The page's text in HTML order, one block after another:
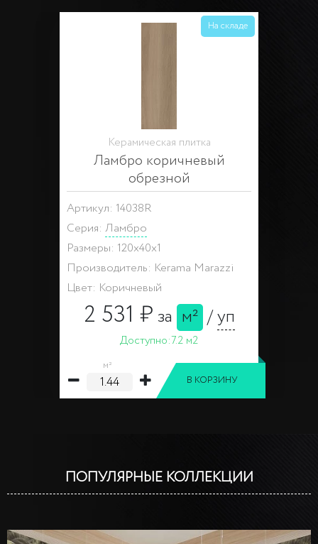
На складе
Керамическая плитка
Ламбро коричневый
обрезной
Артикул: 14038R
Серия: Ламбро
Размеры: 120x40x1
Производитель: Kerama Marazzi
Цвет: Коричневый
2 531 ₽за м² /уп
Доступно:7.2 м2
м²
В КОРЗИНУ
ПОПУЛЯРНЫЕ КОЛЛЕКЦИИ